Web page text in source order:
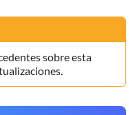
sobre esta